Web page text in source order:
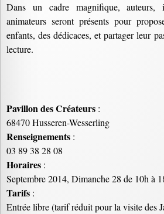
Dans un cadre magnifique, auteurs,
animateurs seront présents pour
enfants, des dédicaces, et partager leur
lecture.
Pavillon des Créateurs :
68470 Husseren-Wesserling
Renseignements :
03 89 38 28 08
Horaires :
Septembre 2014, Dimanche 28 de 10h à
Tarifs :
Entrée libre (tarif réduit pour la visite des